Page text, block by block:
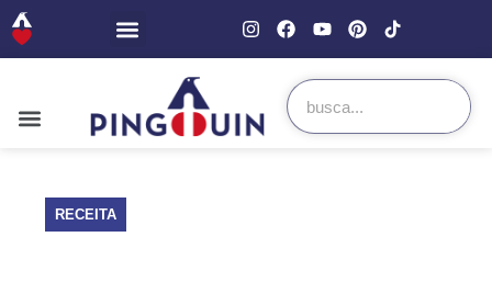
RECEITA